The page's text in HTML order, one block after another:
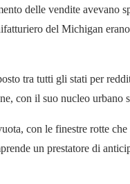
delle vendite avevano
del Michigan
tra tutti gli stati per
con il suo nucleo urbano
con le finestre rotte
un prestatore di